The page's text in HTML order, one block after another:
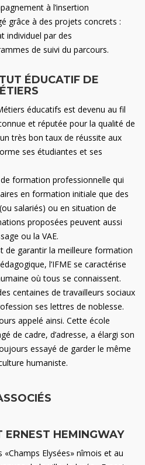
à l’insertion
grâce à des projets concrets :
individuel par des
de suivi du parcours.
ÉDUCATIF DE
éducatifs est devenu au fil
et réputée pour la qualité de
très bon taux de réussite aux
ses étudiantes et ses
formation professionnelle qui
en formation initiale que des
salariés) ou en situation de
proposées peuvent aussi
ou la VAE.
de garantir la meilleure formation
l’IFME se caractérise
où tous se connaissent.
centaines de travailleurs sociaux
ses lettres de noblesse.
appelé ainsi. Cette école
de cadre, d’adresse, a élargi son
essayé de garder le même
humaniste.
ERNEST HEMINGWAY
Elysées» nîmois et au